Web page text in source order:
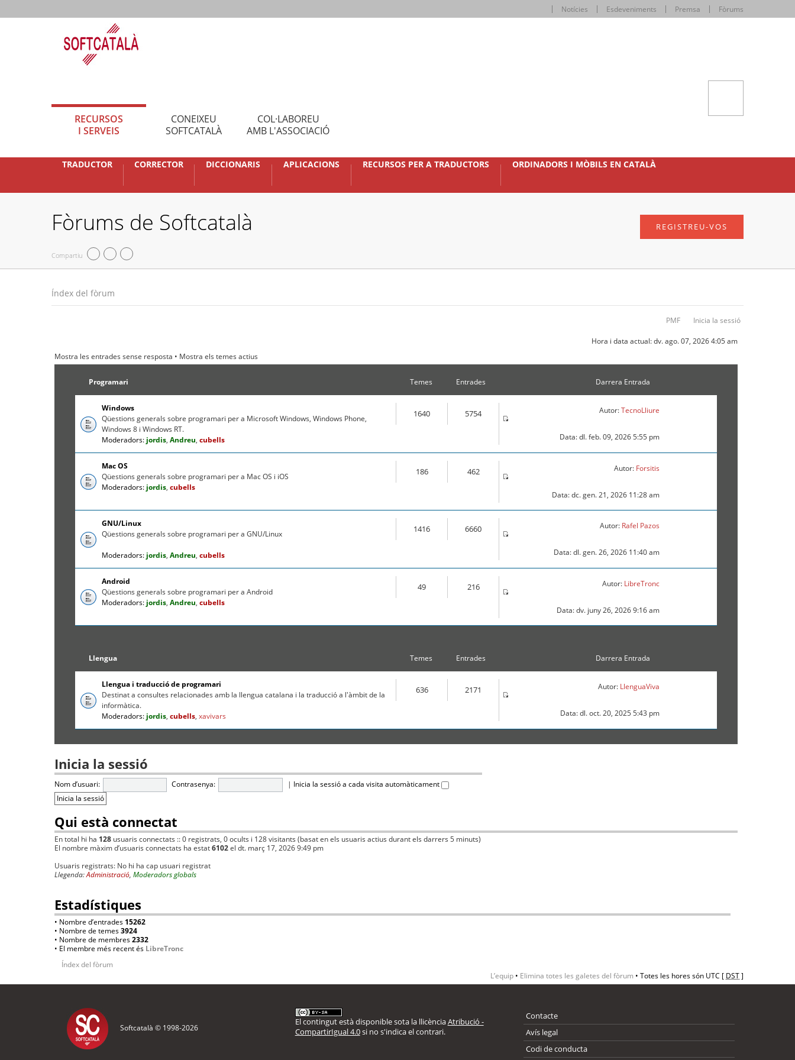
Notícies Esdeveniments Premsa Fòrums
RECURSOS
I SERVEIS
CONEIXEU
SOFTCATALÀ
COL·LABOREU
AMB L'ASSOCIACIÓ
TRADUCTOR CORRECTOR DICCIONARIS APLICACIONS RECURSOS PER A TRADUCTORS ORDINADORS I MÒBILS EN CATALÀ
Fòrums de Softcatalà
Compartiu
REGISTREU-VOS
Índex del fòrum
PMF Inicia la sessió
Hora i data actual: dv. ago. 07, 2026 4:05 am
Mostra les entrades sense resposta • Mostra els temes actius
Programari Temes Entrades Darrera Entrada
Windows
Qüestions generals sobre programari per a Microsoft Windows, Windows Phone,
Windows 8 i Windows RT.
Moderadors: jordis, Andreu, cubells
1640 5754 Autor:TecnoLliure
Data: dl. feb. 09, 2026 5:55 pm
Mac OS
Qüestions generals sobre programari per a Mac OS i iOS
Moderadors: jordis, cubells
186 462 Autor: Forsitis
Data: dc. gen. 21, 2026 11:28 am
GNU/Linux
Qüestions generals sobre programari per a GNU/Linux
Moderadors: jordis, Andreu, cubells
1416 6660 Autor: Rafel Pazos
Data: dl. gen. 26, 2026 11:40 am
Android
Qüestions generals sobre programari per a Android
Moderadors: jordis, Andreu, cubells
49 216 Autor: LibreTronc
Data: dv. juny 26, 2026 9:16 am
Llengua Temes Entrades Darrera Entrada
Llengua i traducció de programari
Destinat a consultes relacionades amb la llengua catalana i la traducció a l'àmbit de la
informàtica.
Moderadors: jordis, cubells, xavivars
636 2171 Autor: LlenguaViva
Data: dl. oct. 20, 2025 5:43 pm
Inicia la sessió
Nom d’usuari: Contrasenya: | Inicia la sessió a cada visita automàticament
Qui està connectat
En total hi ha 128 usuaris connectats :: 0 registrats, 0 ocults i 128 visitants (basat en els usuaris actius durant els darrers 5 minuts)
El nombre màxim d’usuaris connectats ha estat6102el dt. març 17, 2026 9:49 pm
Usuaris registrats: No hi ha cap usuari registrat
Llegenda:Administració, Moderadors globals
Estadístiques
• Nombre d’entrades 15262
• Nombre de temes3924
• Nombre de membres2332
• El membre més recent és LibreTronc
Índex del fòrum
L’equip • Elimina totes les galetes del fòrum • Totes les hores són UTC [ DST]
Softcatalà © 1998-2026
El contingut està disponible sota la llicènciaAtribució -
CompartirIgual 4.0si no s'indica el contrari.
Contacte
Avís legal
Codi de conducta